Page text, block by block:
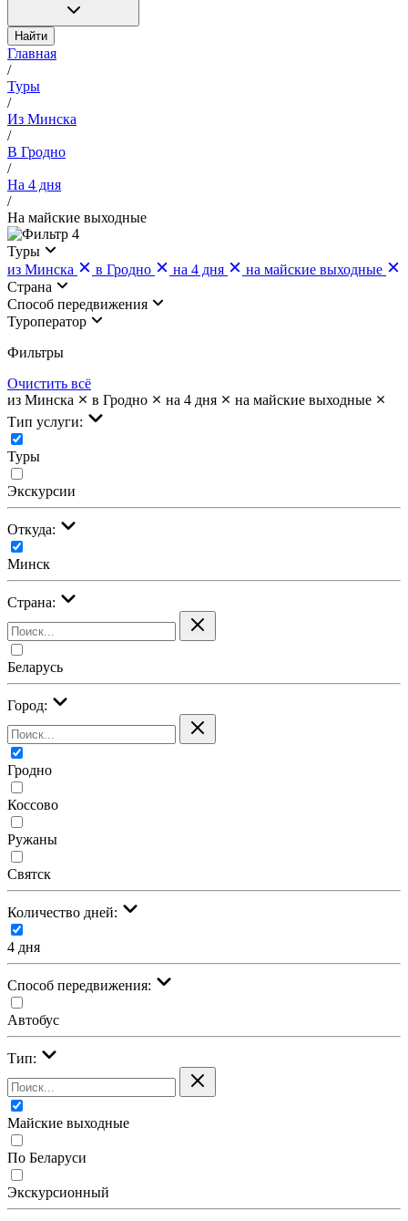
Найти
Главная
/
Туры
/
Из Минска
/
В Гродно
/
На 4 дня
/
На майские выходные
4
Туры
из Минска
в Гродно на 4 дня
на майские выходные
Страна
Cпособ передвижения
Туроператор
Фильтры
Очистить всё
из Минска
в Гродно на 4 дня
на майские выходные
Тип услуги:
Туры
Экскурсии
Откуда:
Минск
Страна:
Беларусь
Город:
Гродно
Коссово
Ружаны
Святск
Количество дней:
4 дня
Cпособ передвижения:
Автобус
Тип:
Майские выходные
По Беларуси
Экскурсионный